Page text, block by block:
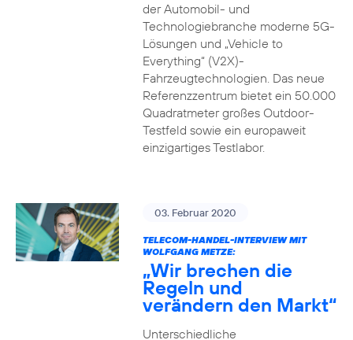
der Automobil- und
Technologiebranche moderne 5G-
Lösungen und „Vehicle to
Everything“ (V2X)-
Fahrzeugtechnologien. Das neue
Referenzzentrum bietet ein 50.000
Quadratmeter großes Outdoor-
Testfeld sowie ein europaweit
einzigartiges Testlabor.
03. Februar 2020
TELECOM-HANDEL-INTERVIEW MIT
WOLFGANG METZE:
„Wir brechen die
Regeln und
verändern den Markt“
Unterschiedliche